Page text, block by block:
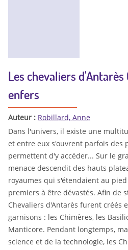
Les chevaliers d'Antarès
enfers
Auteur : Robillard, Anne
Dans l'univers, il existe une
et entre eux s'ouvrent parfois des
permettent d'y accéder... Sur le
menace descendit des hauts
royaumes qui s'étendaient au
premiers à être dévastés. Afin de
Chevaliers d'Antarès furent créés
garnisons : les Chimères, les
Manticore. Pendant longtemps,
science et de la technologie, les